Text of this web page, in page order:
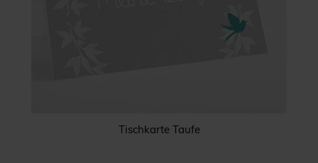
Tischkarte Taufe